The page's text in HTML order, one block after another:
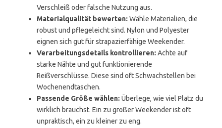
Verschleiß oder falsche Nutzung aus.
Materialqualität bewerten: Wähle Materialien, die
robust und pflegeleicht sind. Nylon und Polyester
eignen sich gut für strapazierfähige Weekender.
Verarbeitungsdetails kontrollieren: Achte auf
starke Nähte und gut funktionierende
Reißverschlüsse. Diese sind oft Schwachstellen bei
Wochenendtaschen.
Passende Größe wählen: Überlege, wie viel Platz du
wirklich brauchst. Ein zu großer Weekender ist oft
unpraktisch, ein zu kleiner zu eng.